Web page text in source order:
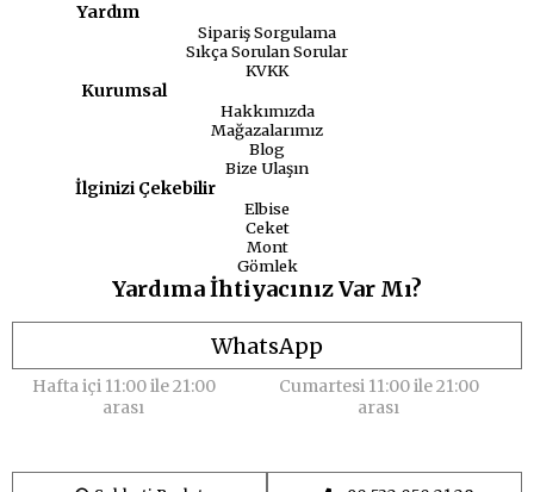
Yardım
Sipariş Sorgulama
Sıkça Sorulan Sorular
KVKK
Kurumsal
Hakkımızda
Mağazalarımız
Blog
Bize Ulaşın
İlginizi Çekebilir
Elbise
Ceket
Mont
Gömlek
Yardıma İhtiyacınız Var Mı?
WhatsApp
Hafta içi 11:00 ile 21:00
arası
Cumartesi 11:00 ile 21:00
arası